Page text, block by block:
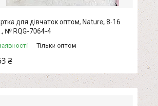
для дівчаток оптом, Nature, 8-16
№ RQG-7064-4
Тільки оптом
₴